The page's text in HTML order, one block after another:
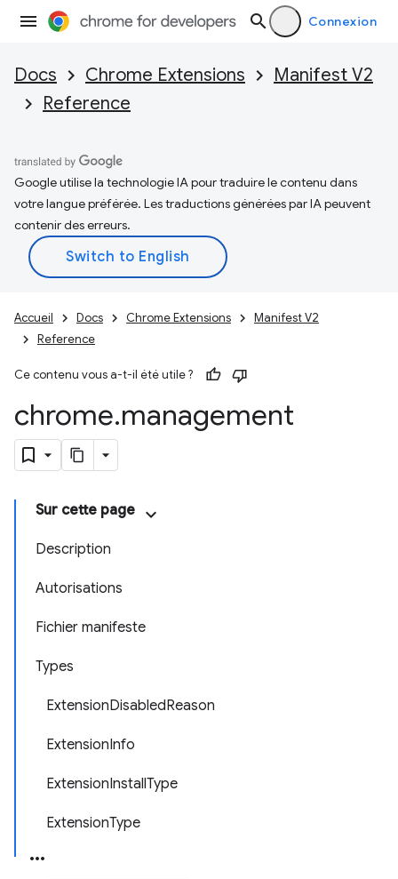
Connexion
Docs Chrome Extensions
Manifest V2
Reference
Google utilise la technologie IA pour traduire le contenu dans
votre langue préférée. Les traductions générées par IA peuvent
contenir des erreurs.
Accueil Docs Chrome Extensions
Manifest V2
Reference
Ce contenu vous a-t-il été utile ?
chrome.management
Sur cette page
Description
Autorisations
Fichier manifeste
Types
ExtensionDisabledReason
ExtensionInfo
ExtensionInstallType
ExtensionType